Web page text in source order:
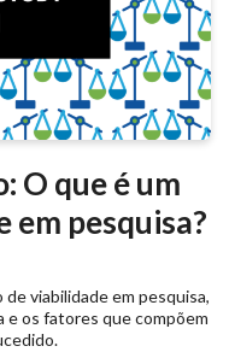
O que é um
em pesquisa?
viabilidade em pesquisa,
e os fatores que compõem